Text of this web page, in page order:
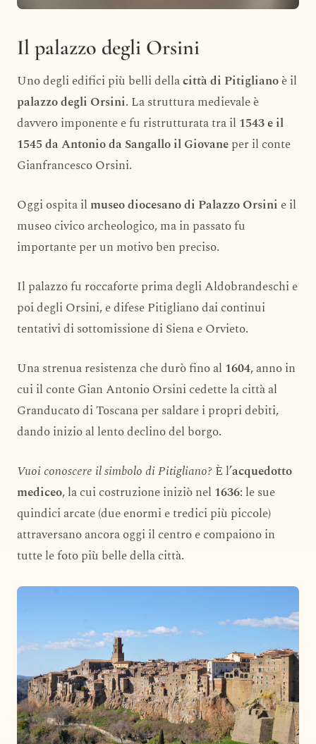
Il palazzo degli Orsini
Uno degli edifici più belli dellacittà di Pitiglianoè il
palazzo degli Orsini. La struttura medievale è
davvero imponente e fu ristrutturata tra il 1543 e il
1545 da Antonio da Sangallo il Giovaneper il conte
Gianfrancesco Orsini.
Oggi ospita ilmuseo diocesano di Palazzo Orsini e il
museo civico archeologico, ma in passato fu
importante per un motivo ben preciso.
Il palazzo fu roccaforte prima degli Aldobrandeschi e
poi degli Orsini, e difese Pitigliano dai continui
tentativi di sottomissione di Siena e Orvieto.
Una strenua resistenza che durò fino al 1604, anno in
cui il conte Gian Antonio Orsini cedette la città al
Granducato di Toscana per saldare i propri debiti,
dando inizio al lento declino del borgo.
Vuoi conoscere il simbolo di Pitigliano?È l’acquedotto
mediceo, la cui costruzione iniziò nel 1636: le sue
quindici arcate (due enormi e tredici più piccole)
attraversano ancora oggi il centro e compaiono in
tutte le foto più belle della città.